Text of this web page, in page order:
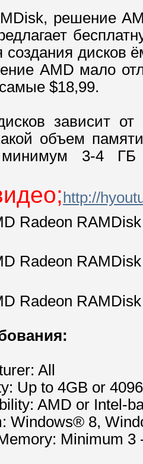
решение
создания дисков
AMD мало
$18,99.
зависит
объем
минимум 3-4
http://
All
Up to 4GB or
AMD or Intel-
Windows® 8,
Minimum 3